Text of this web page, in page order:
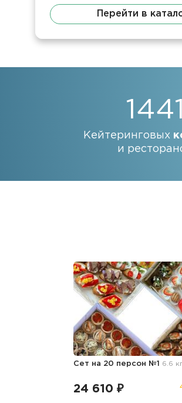
Перейти в
1441
Кейтеринговых
и
Сет на 20 персон №1 6.6 кг
24 610 ₽